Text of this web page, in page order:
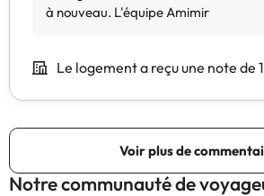
Notre communauté de